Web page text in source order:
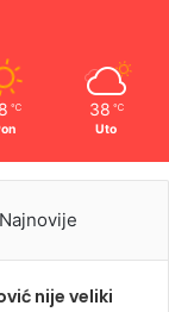
℃ 38 ℃
Uto
Najnovije
nije veliki